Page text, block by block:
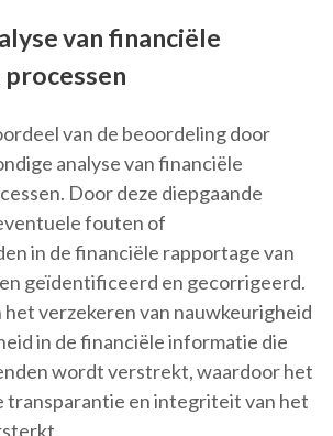
van financiële
processen
van de beoordeling door
analyse van financiële
Door deze diepgaande
fouten of
in de financiële rapportage van
geïdentificeerd en gecorrigeerd.
het verzekeren van nauwkeurigheid
in de financiële informatie die
wordt verstrekt, waardoor het
transparantie en integriteit van het